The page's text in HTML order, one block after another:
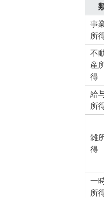
事
所
不
産
得
給
所
雑
得
一
所